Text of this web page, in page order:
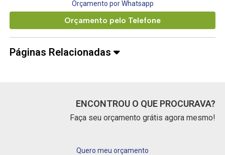
Orçamento por Whatsapp
Orçamento pelo Telefone
Páginas Relacionadas
ENCONTROU O QUE PROCURAVA?
Faça seu orçamento grátis agora mesmo!
Quero meu orçamento